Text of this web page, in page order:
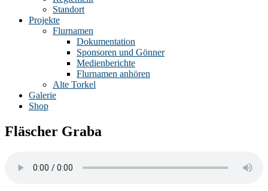
Standort
Projekte
Flurnamen
Dokumentation
Sponsoren und Gönner
Medienberichte
Flurnamen anhören
Alte Torkel
Galerie
Shop
Fläscher Graba